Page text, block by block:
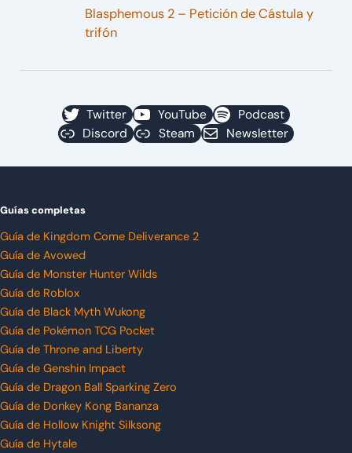
Blasphemous 2 – Petición de Cástula y
trifón
Twitter YouTube
Podcast
Discord
Steam Newsletter
Guías completas
Guía de Kingdom Come Deliverance 2
Guía de Avowed
Guía de Monster Hunter Wilds
Guía de Roblox
Guía de Black Myth Wukong
Guía de Pokémon TCG Pocket
Guía de Throne and Liberty
Guía de Genshin Impact
Guía de Dragon Ball Sparking Zero
Guía de Donkey Kong Bananza
Guía de Hollow Knight Silksong
Guía de Hytale